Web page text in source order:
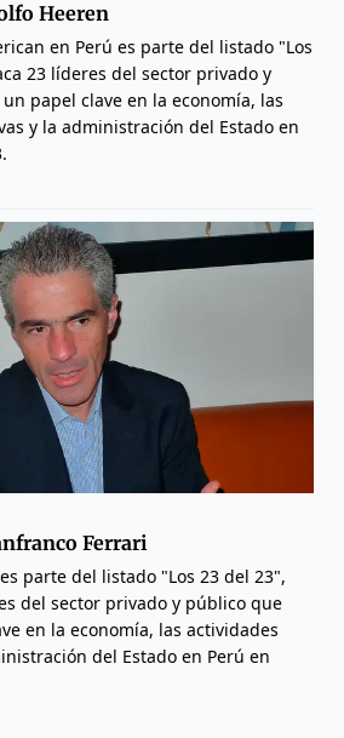
Heeren
en Perú es parte del listado "Los
23 líderes del sector privado y
papel clave en la economía, las
y la administración del Estado en
Ferrari
parte del listado "Los 23 del 23",
del sector privado y público que
en la economía, las actividades
del Estado en Perú en